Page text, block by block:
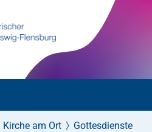
Kirche am Ort Gottesdienste